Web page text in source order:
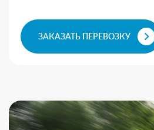
ЗАКАЗАТЬ ПЕРЕВОЗКУ